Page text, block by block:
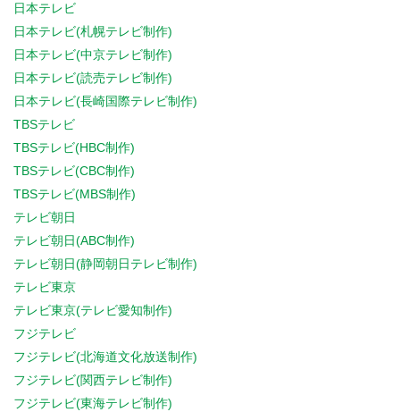
日本テレビ
日本テレビ(札幌テレビ制作)
日本テレビ(中京テレビ制作)
日本テレビ(読売テレビ制作)
日本テレビ(長崎国際テレビ制作)
TBSテレビ
TBSテレビ(HBC制作)
TBSテレビ(CBC制作)
TBSテレビ(MBS制作)
テレビ朝日
テレビ朝日(ABC制作)
テレビ朝日(静岡朝日テレビ制作)
テレビ東京
テレビ東京(テレビ愛知制作)
フジテレビ
フジテレビ(北海道文化放送制作)
フジテレビ(関西テレビ制作)
フジテレビ(東海テレビ制作)